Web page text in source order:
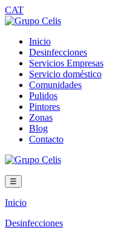
CAT
Inicio
Desinfecciones
Servicios Empresas
Servicio doméstico
Comunidades
Pulidos
Pintores
Zonas
Blog
Contacto
☰
Inicio
Desinfecciones